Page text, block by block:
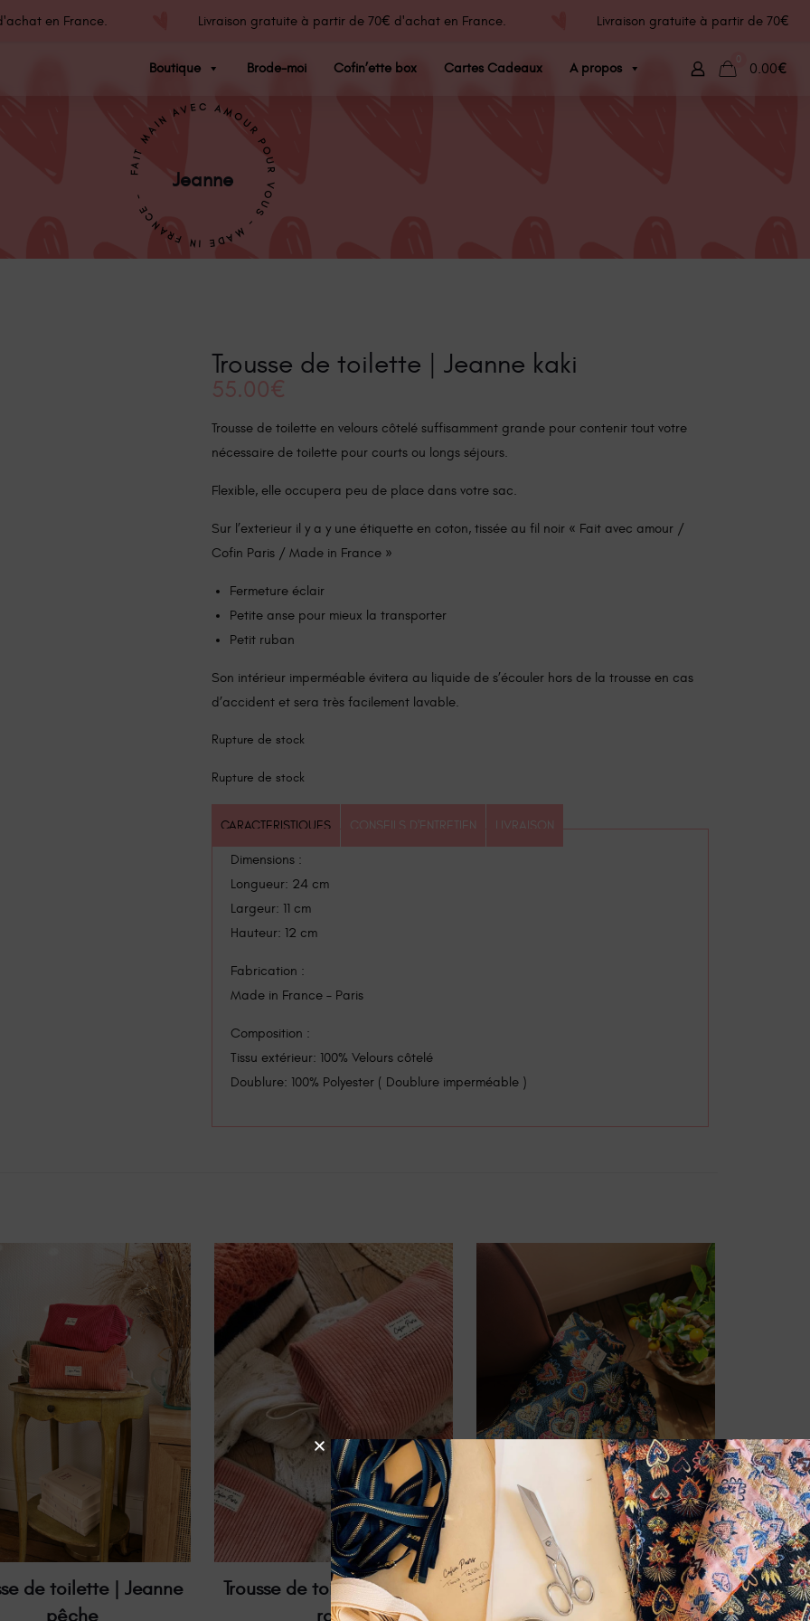
en France. Livraison gratuite à partir de 70€ d'achat en France. Livraison gratuite à partir de 70€
Boutique Brode-moi Cofin’ette box Cartes Cadeaux A propos
0
0.00€
Jeanne
FAIT MAIN AVEC AMOUR POUR VOUS - MADE IN FRANCE -
Trousse de toilette | Jeanne kaki
55.00€
Trousse de toilette en velours côtelé suffisamment grande pour contenir tout votre
nécessaire de toilette pour courts ou longs séjours.
Flexible, elle occupera peu de place dans votre sac.
Sur l’exterieur il y a y une étiquette en coton, tissée au fil noir « Fait avec amour /
Cofin Paris / Made in France »
Fermeture éclair
Petite anse pour mieux la transporter
Petit ruban
Son intérieur imperméable évitera au liquide de s’écouler hors de la trousse en cas
d’accident et sera très facilement lavable.
Rupture de stock
Rupture de stock
CARACTERISTIQUES CONSEILS D'ENTRETIEN LIVRAISON
Dimensions :
Longueur: 24 cm
Largeur: 11 cm
Hauteur: 12 cm
Fabrication :
Made in France – Paris
Composition :
Tissu extérieur: 100% Velours côtelé
Doublure: 100% Polyester ( Doublure imperméable )
de toilette | Jeanne
pêche
Trousse de toilette | Jeanne
rose
Trousse de toilette | Tara
coeur